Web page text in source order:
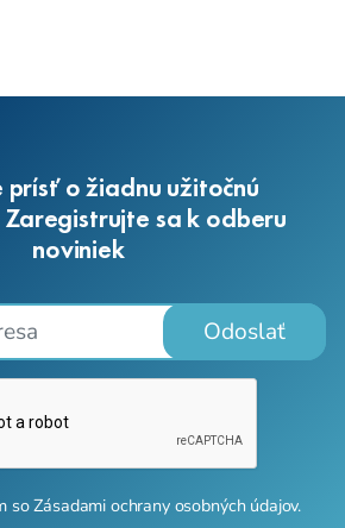
prísť o žiadnu užitočnú
sa k odberu
noviniek
Odoslať
soZásadami ochrany osobných údajov.